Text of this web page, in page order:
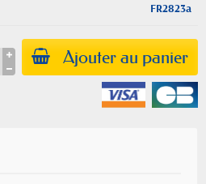
FR2823a
Ajouter au panier